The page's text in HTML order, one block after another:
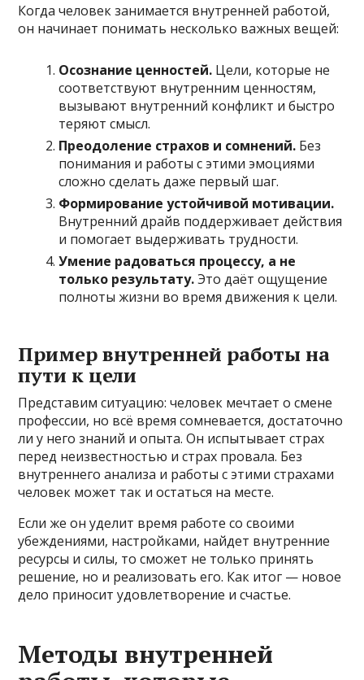
Когда человек занимается внутренней работой,
он начинает понимать несколько важных вещей:
Осознание ценностей. Цели, которые не
соответствуют внутренним ценностям,
вызывают внутренний конфликт и быстро
теряют смысл.
Преодоление страхов и сомнений. Без
понимания и работы с этими эмоциями
сложно сделать даже первый шаг.
Формирование устойчивой мотивации.
Внутренний драйв поддерживает действия
и помогает выдерживать трудности.
Умение радоваться процессу, а не
только результату.Это даёт ощущение
полноты жизни во время движения к цели.
Пример внутренней работы на
пути к цели
Представим ситуацию: человек мечтает о смене
профессии, но всё время сомневается, достаточно
ли у него знаний и опыта. Он испытывает страх
перед неизвестностью и страх провала. Без
внутреннего анализа и работы с этими страхами
человек может так и остаться на месте.
Если же он уделит время работе со своими
убеждениями, настройками, найдет внутренние
ресурсы и силы, то сможет не только принять
решение, но и реализовать его. Как итог — новое
дело приносит удовлетворение и счастье.
Методы внутренней